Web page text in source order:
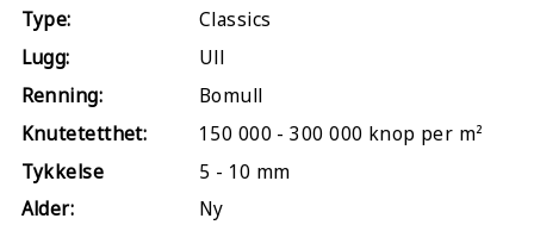
Type:
Classics
Lugg:
Ull
Renning:
Bomull
Knutetetthet:
150 000 - 300 000 knop per m²
Tykkelse
5 - 10 mm
Alder:
Ny